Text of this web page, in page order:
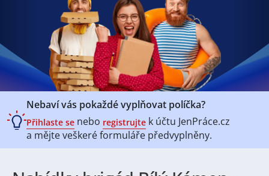
Nebaví vás pokaždé vyplňovat políčka?
Přihlaste se nebo registrujte k účtu JenPráce.cz
a mějte veškeréformuláře předvyplněny.